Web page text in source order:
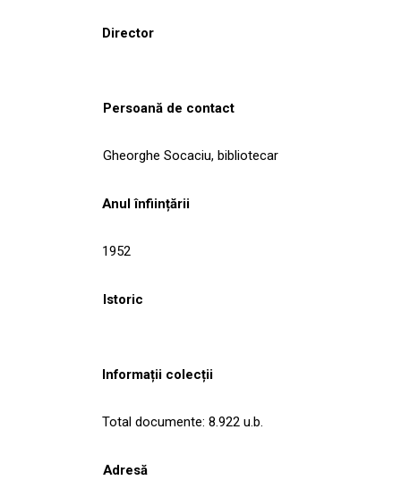
Director
Persoană de contact
Gheorghe Socaciu, bibliotecar
Anul înființării
1952
Istoric
Informații colecții
Total documente: 8.922 u.b.
Adresă